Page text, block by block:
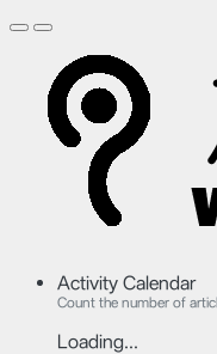
Activity Calendar
Count the number of
Loading...